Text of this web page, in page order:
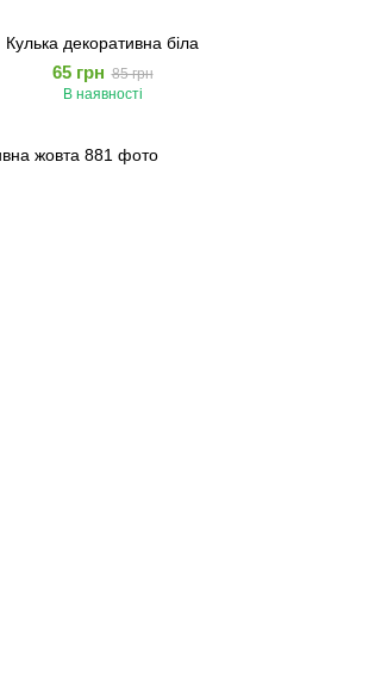
Кулька декоративна біла
65 грн 85 грн
В наявності